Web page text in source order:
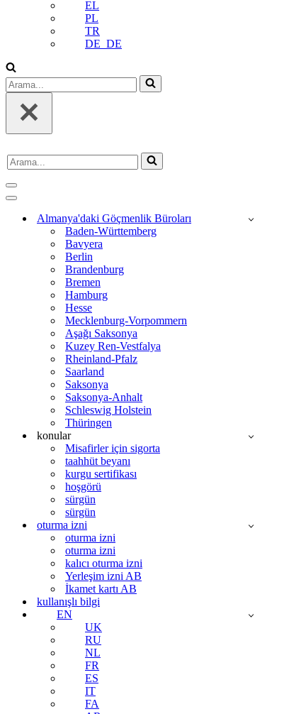
EL
PL
TR
DE_DE
Arama...
Arama...
Dolaşım
menüsü
Dolaşım
menüsüAlmanya'daki Göçmenlik Büroları
Baden-Württemberg
Bavyera
Berlin
Brandenburg
Bremen
Hamburg
Hesse
Mecklenburg-Vorpommern
Aşağı Saksonya
Kuzey Ren-Vestfalya
Rheinland-Pfalz
Saarland
Saksonya
Saksonya-Anhalt
Schleswig Holstein
Thüringen
konular
Misafirler için sigorta
taahhüt beyanı
kurgu sertifikası
hoşgörü
sürgün
sürgün
oturma izni
oturma izni
oturma izni
kalıcı oturma izni
Yerleşim izni AB
İkamet kartı AB
kullanışlı bilgi
EN
UK
RU
NL
FR
ES
IT
FA